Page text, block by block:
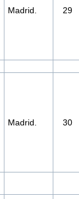
Madrid. 29
Madrid. 30